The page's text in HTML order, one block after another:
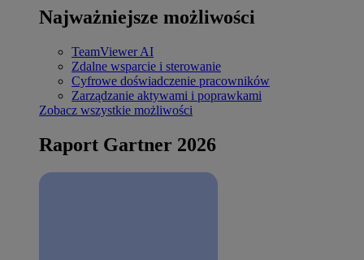
Najważniejsze możliwości
TeamViewer AI
Zdalne wsparcie i sterowanie
Cyfrowe doświadczenie pracowników
Zarządzanie aktywami i poprawkami
Zobacz wszystkie możliwości
Raport Gartner 2026